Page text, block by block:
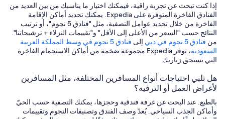
إذا كنت تبحث عن تجربة راقية، فيمكنك اختيار ما يناسبك من بين العديد من
الفنادق الفاخرة المتوفرة على Expedia. يمكنك تحديد أماكن الإقامة
الفاخرة من خلال تحديد عوامل التصفية، مثل "فنادق 5 نجوم"، أو ترتيب
النتائج حسب "السعر من الأعلى إلى الأقل" و"تقييمات النزلاء + ترشيحاتنا".
من فنادق 5 نجوم في دبي إلى
فنادق 5 نجوم في وسط المملكة العربية
السعودية
، توفر Expedia مجموعة ضخمة من أماكن الاستجمام الفاخرة
التي تستحق زيارتك.
هل تلبي احتياجات أنواع المسافرين المختلفة، مثل المسافرين
لأغراض العمل أو الترفيه؟
بالطبع. عند البحث عن غرفة فندقية وحجزها، يمكنك التصفية حسب الحيّ
وأماكن الجذب السياحي. يُعدّ وصف الفندق وتصنيفات النجوم وتقييمات